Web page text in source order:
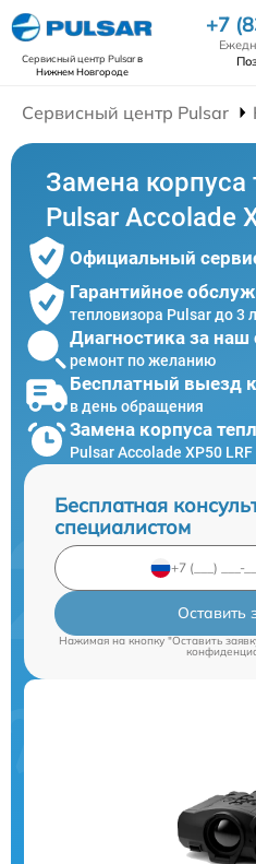
Сервисный центр Pulsarв
Нижнем Новгороде
+7
Сервисный центр Pulsar
Замена корпуса
Pulsar Accolade
Официальный
Гарантийное
тепловизора Pulsar до 3
Диагностика за наш
ремонт по желанию
Бесплатный выезд
в день обращения
Замена корпуса
Pulsar Accolade XP50
Бесплатная
специалистом
Оставить
Нажимая на кнопку "Оставить